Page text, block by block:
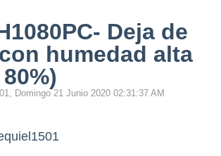
Deja de
humedad alta
Domingo 21 Junio 2020 02:31:37 AM